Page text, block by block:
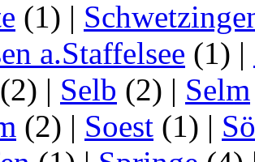
(1) |
a.Staffelsee (1) |
(2) | Selb (2) | Selm
(2) | Soest (1) |